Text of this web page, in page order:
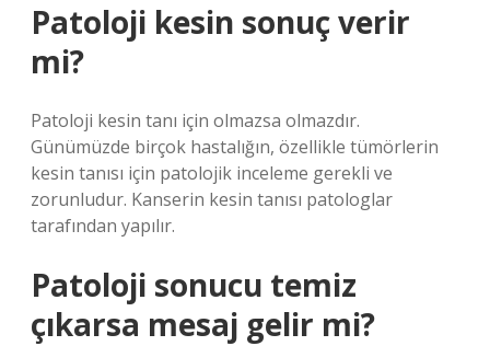
Patoloji kesin sonuç verir
mi?
Patoloji kesin tanı için olmazsa olmazdır.
Günümüzde birçok hastalığın, özellikle tümörlerin
kesin tanısı için patolojik inceleme gerekli ve
zorunludur. Kanserin kesin tanısı patologlar
tarafından yapılır.
Patoloji sonucu temiz
çıkarsa mesaj gelir mi?